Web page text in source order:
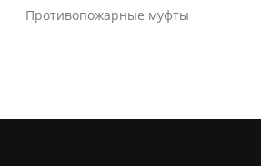
Противопожарные муфты